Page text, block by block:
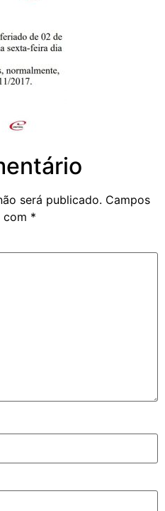
será publicado. Campos
com *